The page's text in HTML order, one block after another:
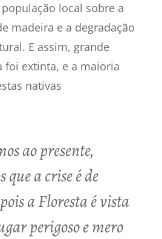
local sobre a
madeira e a degradação
E assim, grande
foi extinta, e a maioria
nativas
ao presente,
que a crise é de
a Floresta é vista
perigoso e mero